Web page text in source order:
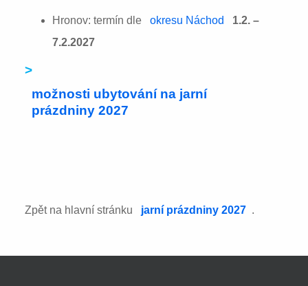
Hronov: termín dle okresu Náchod
1.2. –
7.2.2027
>
možnosti ubytování na jarní
prázdniny 2027
Zpět na hlavní stránku jarní prázdniny 2027 .